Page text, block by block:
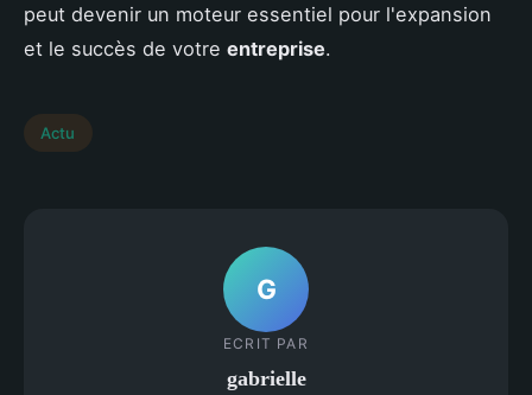
peut devenir un moteur essentiel pour l'expansion
et le succès de votre entreprise.
Actu
G
ECRIT PAR
gabrielle